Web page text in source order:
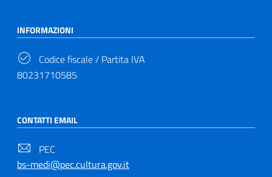
INFORMAZIONI
Codice fiscale / Partita IVA
80231710585
CONTATTI EMAIL
PEC
bs-medi@pec.cultura.gov.it